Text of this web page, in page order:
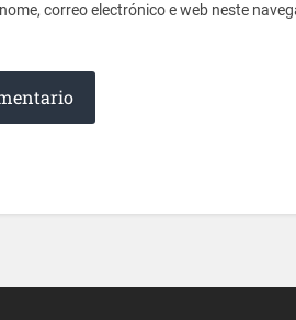
correo electrónico e web neste